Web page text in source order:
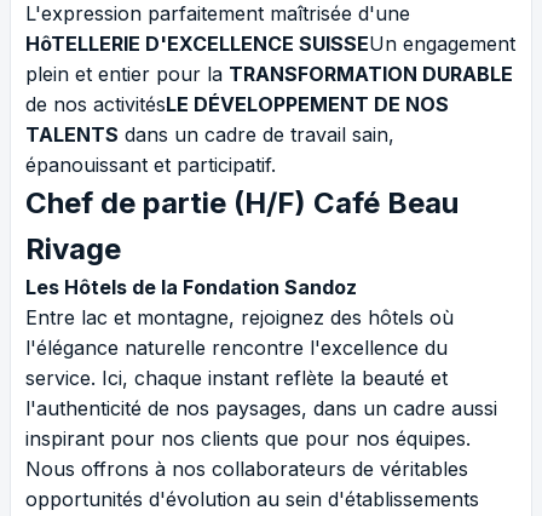
L'expression parfaitement maîtrisée d'une
HôTELLERIE D'EXCELLENCE SUISSEUn engagement
plein et entier pour la TRANSFORMATION DURABLE
de nos activitésLE DÉVELOPPEMENT DE NOS
TALENTS dans un cadre de travail sain,
épanouissant et participatif.
Chef de partie (H/F) Café Beau
Rivage
Les Hôtels de la Fondation Sandoz
Entre lac et montagne, rejoignez des hôtels où
l'élégance naturelle rencontre l'excellence du
service. Ici, chaque instant reflète la beauté et
l'authenticité de nos paysages, dans un cadre aussi
inspirant pour nos clients que pour nos équipes.
Nous offrons à nos collaborateurs de véritables
opportunités d'évolution au sein d'établissements